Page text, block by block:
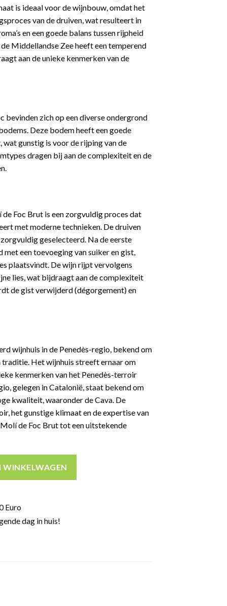
is ideaal voor de wijnbouw, omdat het
van de druiven, wat resulteert in
en een goede balans tussen rijpheid
Middellandse Zee heeft een temperend
aan de unieke kenmerken van de
bevinden zich op een diverse ondergrond
Deze bodem heeft een goede
wat gunstig is voor de rijping van de
dragen bij aan de complexiteit en de
Foc Brut is een zorgvuldig proces dat
met moderne technieken. De druiven
geselecteerd. Na de eerste
een toevoeging van suiker en gist,
plaatsvindt. De wijn rijpt vervolgens
lies, wat bijdraagt aan de complexiteit
de gist verwijderd (dégorgement) en
wijnhuis in de Penedès-regio, bekend om
Het wijnhuis streeft ernaar om
kenmerken van het Penedès-terroir
gelegen in Catalonië, staat bekend om
kwaliteit, waaronder de Cava. De
het gunstige klimaat en de expertise van
de Foc Brut tot een uitstekende
11,5% 75cl aantal
WINKELWAGEN
Euro
dag in huis!